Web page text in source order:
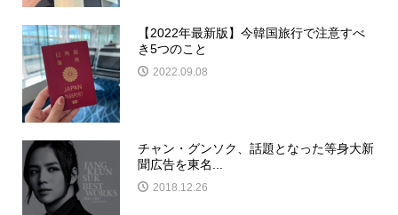
【2022年最新版】今韓国旅行で注意すべ
き5つのこと
2022.09.08
チャン・グンソク、話題となった等身大新
聞広告を東名...
2018.12.26